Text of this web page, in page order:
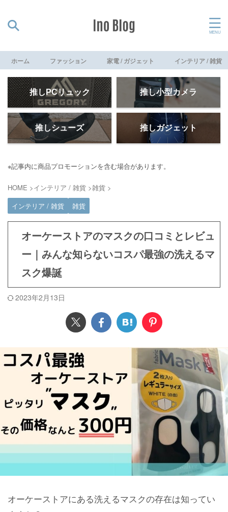
ホーム ファッション 家電 / ガジェット インテリア / 雑貨
推しPCリュック 推し小型カメラ
推しシューズ 推しガジェット
※記事内に商品プロモーションを含む場合があります。
HOME >インテリア / 雑貨 >雑貨 >
インテリア / 雑貨
雑貨
オーケーストアのマスクの口コミとレビュ
ー｜みんな知らないコスパ最強の洗えるマ
スク爆誕
2023年2月13日
オーケーストアにある洗えるマスクの存在は知ってい